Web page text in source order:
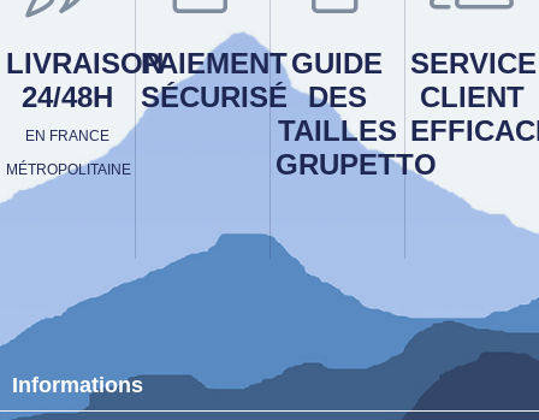
LIVRAISON
24/48H
EN FRANCE
MÉTROPOLITAINE
PAIEMENT
SÉCURISÉ
GUIDE
DES
TAILLES
GRUPETTO
SERVICE
CLIENT
Informations